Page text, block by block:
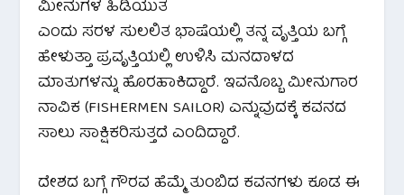
ಮೀನುಗಳ ಹಿಡಿಯುತ
ಎಂದು ಸರಳ ಸುಲಲಿತ ಭಾಷೆಯಲ್ಲಿ ತನ್ನ ವೃತ್ತಿಯ ಬಗ್ಗೆ
ಹೇಳುತ್ತಾ ಪ್ರವೃತ್ತಿಯಲ್ಲಿ ಉಳಿಸಿ ಮನದಾಳದ
ಮಾತುಗಳನ್ನು ಹೊರಹಾಕಿದ್ದಾರೆ. ಇವನೊಬ್ಬ ಮೀನುಗಾರ
ನಾವಿಕ (FISHERMEN SAILOR) ಎನ್ನುವುದಕ್ಕೆ ಕವನದ
ಸಾಲು ಸಾಕ್ಷಿಕರಿಸುತ್ತದೆ ಎಂದಿದ್ದಾರೆ.
ದೇಶದ ಬಗ್ಗೆ ಗೌರವ ಹೆಮ್ಮೆ ತುಂಬಿದ ಕವನಗಳು ಕೂಡ ಈ